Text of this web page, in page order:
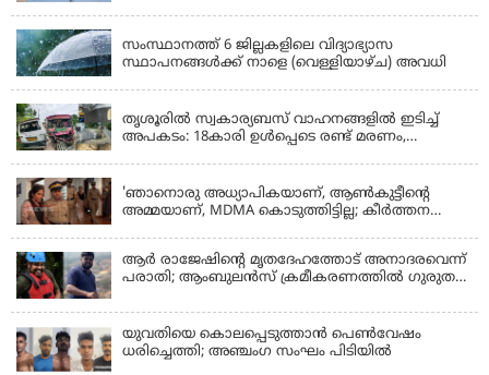
സംസ്ഥാനത്ത് 6 ജില്ലകളിലെ വിദ്യാഭ്യാസ
സ്ഥാപനങ്ങൾക്ക് നാളെ (വെള്ളിയാഴ്ച) അവധി
തൃശൂരിൽ സ്വകാര്യബസ് വാഹനങ്ങളില്‍ ഇടിച്ച്
അപകടം: 18കാരി ഉൾപ്പെടെ രണ്ട് മരണം,
'ഞാനൊരു അധ്യാപികയാണ്, ആണ്‍കുട്ടീന്റെ
അമ്മയാണ്‌, MDMA കൊടുത്തിട്ടില്ല; കീർത്തന
ആര്‍ രാജേഷിന്റെ മൃതദേഹത്തോട് അനാദരവെന്ന്
പരാതി; ആംബുലന്‍സ് ക്രമീകരണത്തില്‍ ഗുരുതര
ഫ്രീസര്‍ സംവിധാനം ഇല്ലാതെയെന്നും ആരോപണം
യുവതിയെ കൊലപ്പെടുത്താൻ പെൺവേഷം
ധരിച്ചെത്തി; അഞ്ചംഗ സംഘം പിടിയിൽ